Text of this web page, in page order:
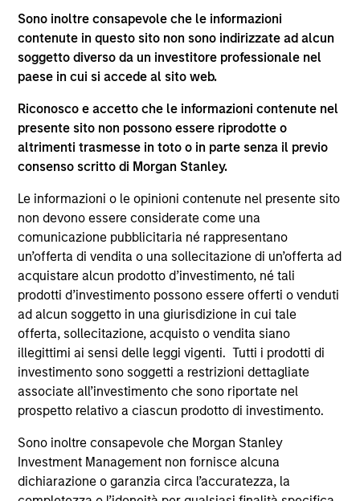
Sono inoltre consapevole che le informazioni
contenute in questo sito non sono indirizzate ad alcun
soggetto diverso da un investitore professionale nel
paese in cui si accede al sito web.
Riconosco e accetto che le informazioni contenute nel
presente sito non possono essere riprodotte o
altrimenti trasmesse in toto o in parte senza il previo
consenso scritto di Morgan Stanley.
Le informazioni o le opinioni contenute nel presente sito
non devono essere considerate come una
comunicazione pubblicitaria né rappresentano
un’offerta di vendita o una sollecitazione di un’offerta ad
acquistare alcun prodotto d’investimento, né tali
prodotti d’investimento possono essere offerti o venduti
ad alcun soggetto in una giurisdizione in cui tale
offerta, sollecitazione, acquisto o vendita siano
illegittimi ai sensi delle leggi vigenti. Tutti i prodotti di
investimento sono soggetti a restrizioni dettagliate
associate all’investimento che sono riportate nel
prospetto relativo a ciascun prodotto di investimento.
Sono inoltre consapevole che Morgan Stanley
Investment Management non fornisce alcuna
dichiarazione o garanzia circa l’accuratezza, la
L-2633 Senningerberg, R.C.S. Lussemburgo B 29 192.
Le informazioni relative agli aspetti di sostenibilità del
Comparto e una sintesi dei diritti degli investitori sono
disponibili sul sito web sopra indicato.
Inoltre, gli investitori italiani sono invitati a prendere
visione del “Modulo completo di sottoscrizione” (Extended
Application Form), mentre la sezione “Informazioni
supplementari per Hong Kong” (“Additional Information for
Hong Kong Investors”) all’interno del Prospetto riguarda
in lingua tedesca del Prospetto Informativo, del
documento contenente informazioni chiave per gli
investitori (KID o KIID), dello statuto e delle relazioni
annuali e semestrali e ulteriori informazioni possono
essere ottenute dal rappresentante in Svizzera. Il
rappresentante in Svizzera è Carnegie Fund Services S.A.,
11, rue du Général-Dufour, 1204 Ginevra. L’agente pagatore
in Svizzera è Banque Cantonale de Genève, 17, quai de l’Ile,
1204 Ginevra.
Se la società di gestione del Comparto in questione decide
di cessare l’accordo di commercializzazione del Comparto
in un Paese del SEE in cui esso è registrato per la vendita,
lo farà nel rispetto delle norme OICVM.
rinvia alla pagina delGlossario.
Tutti i dati di performance sono calcolati in base al valore
del patrimonio netto (NAV), al netto delle spese, e non